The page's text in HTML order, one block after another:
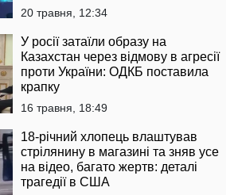
20 травня, 12:34
У росії затаїли образу на
Казахстан через відмову в агресії
проти України: ОДКБ поставила
крапку
16 травня, 18:49
18-річний хлопець влаштував
стрілянину в магазині та зняв усе
на відео, багато жертв: деталі
трагедії в США